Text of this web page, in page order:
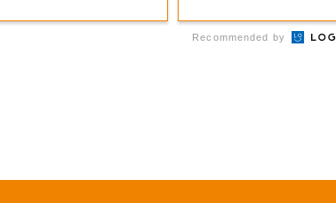
Recommended by